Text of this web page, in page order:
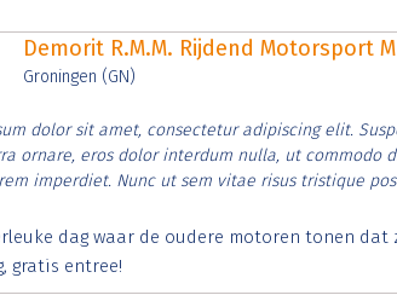
Demorit R.M.M. Rijdend Motorsport
Groningen (GN)
dolor sit amet, consectetur adipiscing elit.
ornare, eros dolor interdum nulla, ut commodo
imperdiet. Nunc ut sem vitae risus tristique
dag waar de oudere motoren tonen
gratis entree!